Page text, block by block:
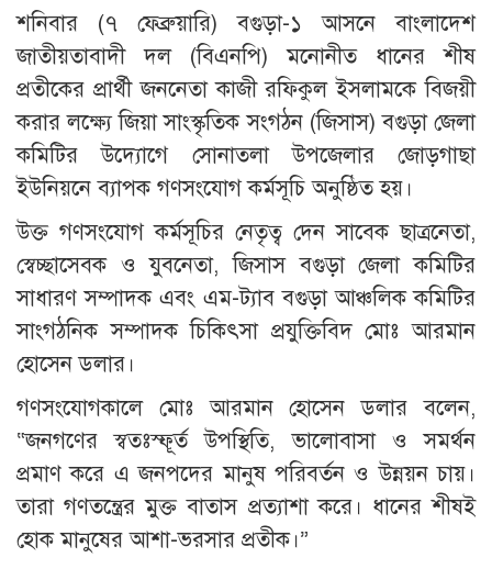
শনিবার (৭ ফেব্রুয়ারি) বগুড়া-১ আসনে বাংলাদেশ
জাতীয়তাবাদী দল (বিএনপি) মনোনীত ধানের শীষ
প্রতীকের প্রার্থী জননেতা কাজী রফিকুল ইসলামকে বিজয়ী
করার লক্ষ্যে জিয়া সাংস্কৃতিক সংগঠন (জিসাস) বগুড়া জেলা
কমিটির উদ্যোগে সোনাতলা উপজেলার জোড়গাছা
ইউনিয়নে ব্যাপক গণসংযোগ কর্মসূচি অনুষ্ঠিত হয়।
উক্ত গণসংযোগ কর্মসূচির নেতৃত্ব দেন সাবেক ছাত্রনেতা,
স্বেচ্ছাসেবক ও যুবনেতা, জিসাস বগুড়া জেলা কমিটির
সাধারণ সম্পাদক এবং এম-ট্যাব বগুড়া আঞ্চলিক কমিটির
সাংগঠনিক সম্পাদক চিকিৎসা প্রযুক্তিবিদ মোঃ আরমান
হোসেন ডলার।
গণসংযোগকালে মোঃ আরমান হোসেন ডলার বলেন,
“জনগণের স্বতঃস্ফূর্ত উপস্থিতি, ভালোবাসা ও সমর্থন
প্রমাণ করে এ জনপদের মানুষ পরিবর্তন ও উন্নয়ন চায়।
তারা গণতন্ত্রের মুক্ত বাতাস প্রত্যাশা করে। ধানের শীষই
হোক মানুষের আশা-ভরসার প্রতীক।”